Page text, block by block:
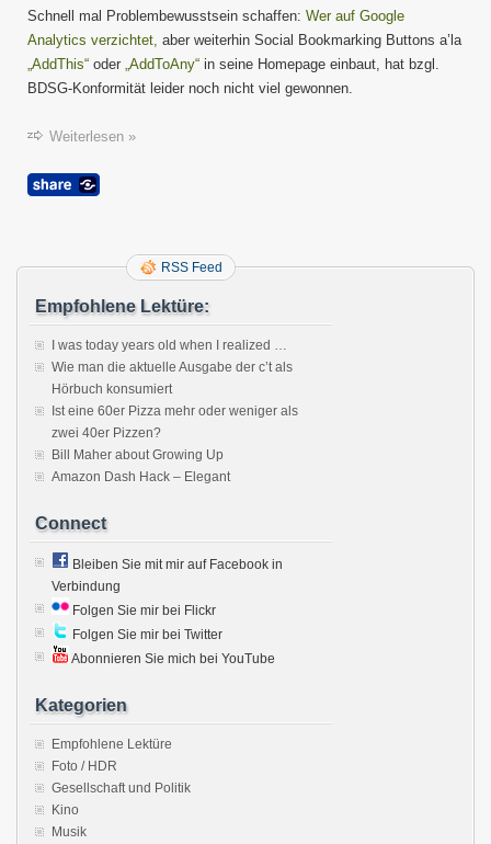
Schnell mal Problembewusstsein schaffen: Wer auf Google
Analytics verzichtet, aber weiterhin Social Bookmarking Buttons a’la
„AddThis“ oder „AddToAny“ in seine Homepage einbaut, hat bzgl.
BDSG-Konformität leider noch nicht viel gewonnen.
Weiterlesen »
RSS Feed
Empfohlene Lektüre:
I was today years old when I realized …
Wie man die aktuelle Ausgabe der c’t als
Hörbuch konsumiert
Ist eine 60er Pizza mehr oder weniger als
zwei 40er Pizzen?
Bill Maher about Growing Up
Amazon Dash Hack – Elegant
Connect
Bleiben Sie mit mir auf Facebook in
Verbindung
Folgen Sie mir bei Flickr
Folgen Sie mir bei Twitter
Abonnieren Sie mich bei YouTube
Kategorien
Empfohlene Lektüre
Foto / HDR
Gesellschaft und Politik
Kino
Musik